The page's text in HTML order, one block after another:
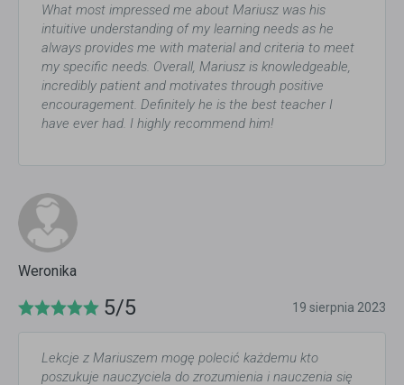
What most impressed me about Mariusz was his
intuitive understanding of my learning needs as he
always provides me with material and criteria to meet
my specific needs. Overall, Mariusz is knowledgeable,
incredibly patient and motivates through positive
encouragement. Definitely he is the best teacher I
have ever had. I highly recommend him!
Weronika
5/5 19 sierpnia 2023
Lekcje z Mariuszem mogę polecić każdemu kto
poszukuje nauczyciela do zrozumienia i nauczenia się